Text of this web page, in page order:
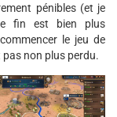
pénibles (et je
fin est bien plus
le jeu de
pas non plus perdu.